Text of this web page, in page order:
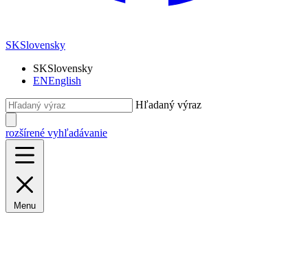
SKSlovensky
SKSlovensky
ENEnglish
Hľadaný výraz
rozšírené vyhľadávanie
Menu